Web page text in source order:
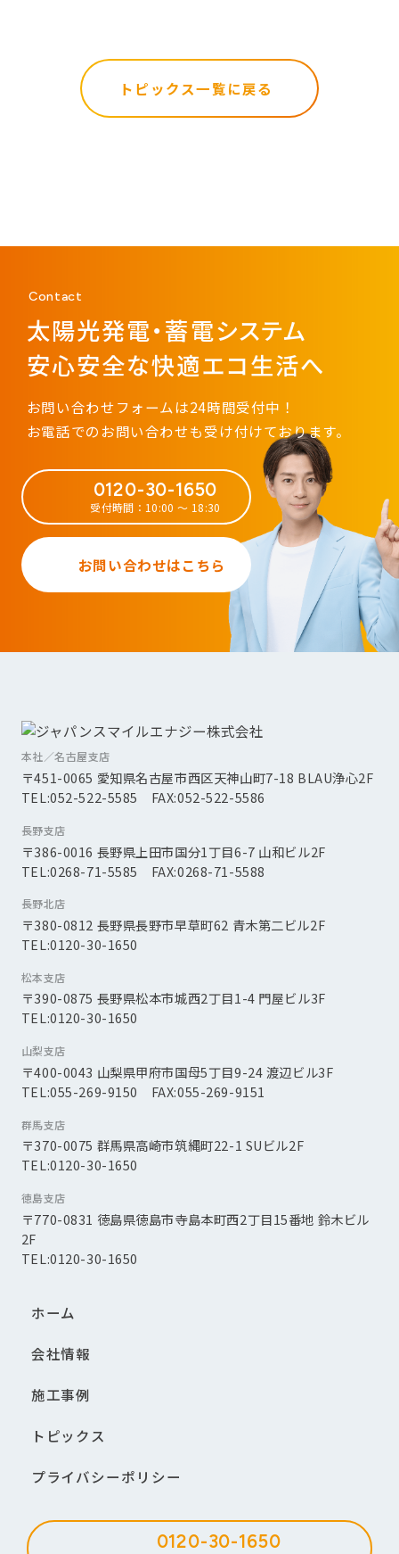
トピックス一覧に戻る
Contact
太陽光発電・蓄電システム
安心安全な快適エコ生活へ
お問い合わせフォームは24時間受付中！
お電話でのお問い合わせも受け付けております。
0120-30-1650
受付時間：10:00 ～ 18:30
お問い合わせはこちら
本社／名古屋支店
〒451-0065 愛知県名古屋市西区天神山町7-18 BLAU浄心2F
TEL:052-522-5585 FAX:052-522-5586
長野支店
〒386-0016 長野県上田市国分1丁目6-7 山和ビル2F
TEL:0268-71-5585 FAX:0268-71-5588
長野北店
〒380-0812 長野県長野市早草町62 青木第二ビル2F
TEL:0120-30-1650
松本支店
〒390-0875 長野県松本市城西2丁目1-4 門屋ビル3F
TEL:0120-30-1650
山梨支店
〒400-0043 山梨県甲府市国母5丁目9-24 渡辺ビル3F
TEL:055-269-9150 FAX:055-269-9151
群馬支店
〒370-0075 群馬県高崎市筑縄町22-1 SUビル2F
TEL:0120-30-1650
徳島支店
〒770-0831 徳島県徳島市寺島本町西2丁目15番地 鈴木ビル
2F
TEL:0120-30-1650
ホーム
会社情報
施工事例
トピックス
プライバシーポリシー
0120-30-1650